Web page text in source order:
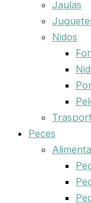
Jaulas
Nidos
Peces